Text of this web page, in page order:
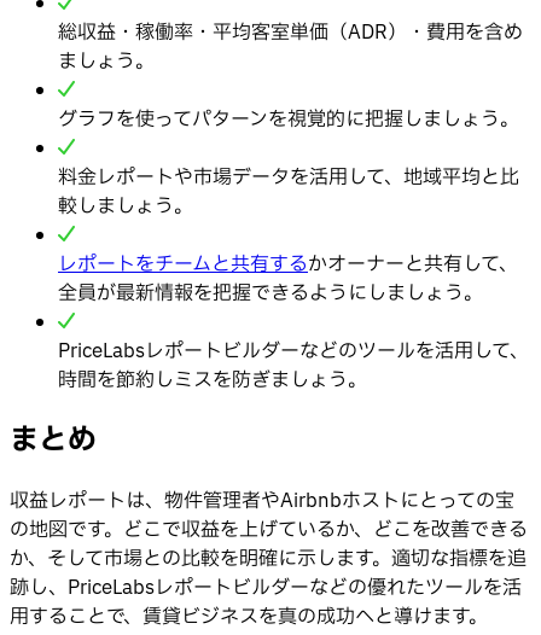
総収益・稼働率・平均客室単価（ADR）・費用を含め
ましょう。
グラフを使ってパターンを視覚的に把握しましょう。
料金レポートや市場データを活用して、地域平均と比
較しましょう。
レポートをチームと共有するかオーナーと共有して、
全員が最新情報を把握できるようにしましょう。
PriceLabsレポートビルダーなどのツールを活用して、
時間を節約しミスを防ぎましょう。
まとめ
収益レポートは、物件管理者やAirbnbホストにとっての宝
の地図です。どこで収益を上げているか、どこを改善できる
か、そして市場との比較を明確に示します。適切な指標を追
跡し、PriceLabsレポートビルダーなどの優れたツールを活
用することで、賃貸ビジネスを真の成功へと導けます。